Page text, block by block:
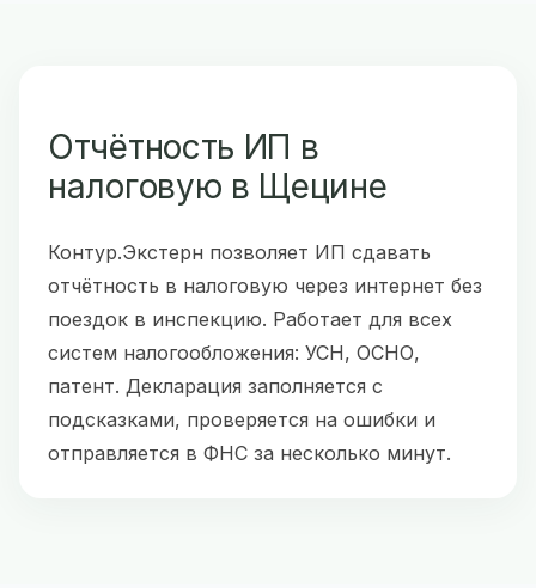
Отчётность ИП в
налоговую в Щецине
Контур.Экстерн позволяет ИП сдавать
отчётность в налоговую через интернет без
поездок в инспекцию. Работает для всех
систем налогообложения: УСН, ОСНО,
патент. Декларация заполняется с
подсказками, проверяется на ошибки и
отправляется в ФНС за несколько минут.